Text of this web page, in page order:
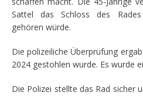
Sattel das Schloss des
gehören würde.
Die polizeiliche Überprüfung
2024 gestohlen wurde. Es wurde
Die Polizei stellte das Rad sicher